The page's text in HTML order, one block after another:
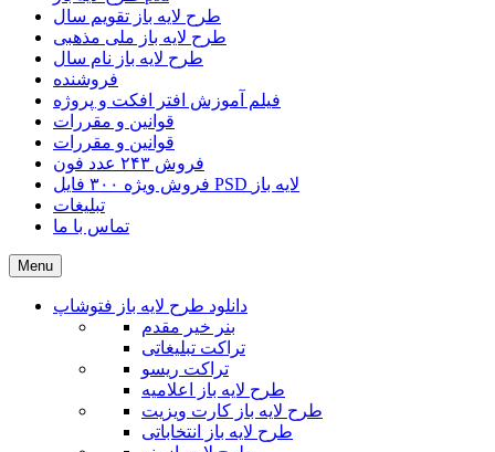
طرح لایه باز تقویم سال
طرح لایه باز ملی مذهبی
طرح لایه باز نام سال
فروشنده
فیلم آموزش افتر افکت و پروژه
قوانین و مقررات
قوانین و مقررات
فروش ۲۴۳ عدد فون
فروش ویژه ۳۰۰ فایل PSD لایه باز
تبلیغات
تماس با ما
Menu
دانلود طرح لایه باز فتوشاپ
بنر خیر مقدم
تراکت تبلیغاتی
تراکت ریسو
طرح لایه باز اعلامیه
طرح لایه باز کارت ویزیت
طرح لایه باز انتخاباتی